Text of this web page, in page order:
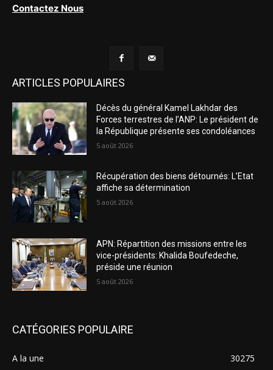
Contactez Nous
ARTICLES POPULAIRES
Décès du général Kamel Lakhdar des
Forces terrestres de l’ANP: Le président de
la République présente ses condoléances
5 août 2026
Récupération des biens détournés: L’Etat
affiche sa détermination
5 août 2026
APN: Répartition des missions entre les
vice-présidents: Khalida Boufedeche,
préside une réunion
5 août 2026
CATÉGORIES POPULAIRE
A la une
30275